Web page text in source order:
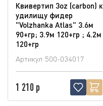
Квивертип 3oz (carbon) к
удилищу фидер
"Volzhanka Atlas" 3.6м
90+гр; 3.9м 120+гр ; 4.2м
120+гр
Артикул 500-034017
1 210 р